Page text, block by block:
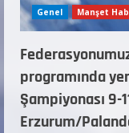
Genel Manşet
programında
Şampiyonası
Erzurum/